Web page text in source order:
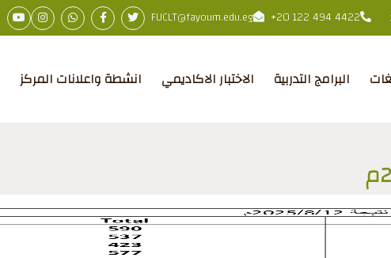
+20 122 494 4422
FUCLT@fayoum.edu.eg
البرامج التدربية الاختبار الاكاديمي انشطة واعلانات المركز